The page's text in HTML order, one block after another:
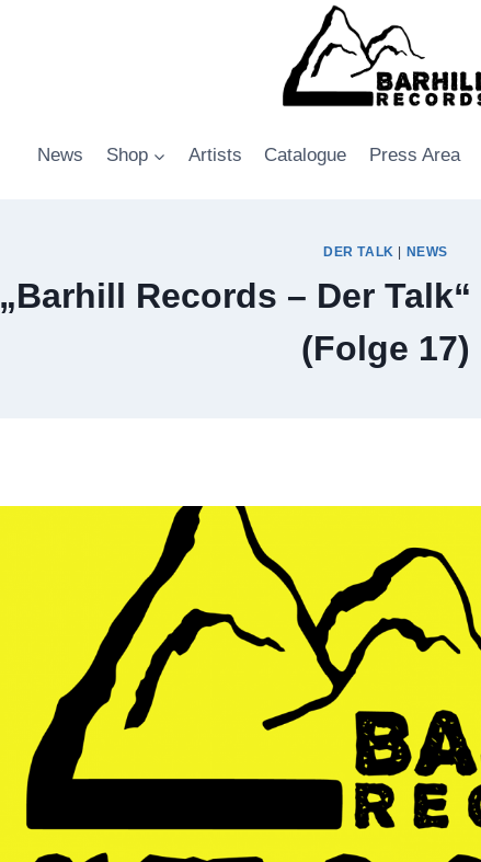
News Shop Artists Catalogue Press Area
DER TALK NEWS
„Barhill Records – Der
(Folge 17)